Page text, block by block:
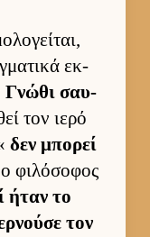
εκ­
Γνώθι σαυ­
τον ιερό
δεν μπορεί
φιλόσοφος
ήταν το
τον